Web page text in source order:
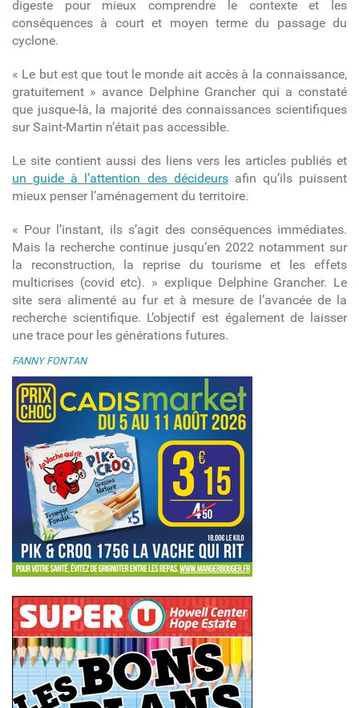
digeste pour mieux comprendre le contexte et les
conséquences à court et moyen terme du passage du
cyclone.
« Le but est que tout le monde ait accès à la connaissance,
gratuitement » avance Delphine Grancher qui a constaté
que jusque-là, la majorité des connaissances scientifiques
sur Saint-Martin n’était pas accessible.
Le site contient aussi des liens vers les articles publiés et
un guide à l’attention des décideursafin qu’ils puissent
mieux penser l’aménagement du territoire.
« Pour l’instant, ils s’agit des conséquences immédiates.
Mais la recherche continue jusqu’en 2022 notamment sur
la reconstruction, la reprise du tourisme et les effets
multicrises (covid etc). » explique Delphine Grancher. Le
site sera alimenté au fur et à mesure de l’avancée de la
recherche scientifique. L’objectif est également de laisser
une trace pour les générations futures.
FANNY FONTAN